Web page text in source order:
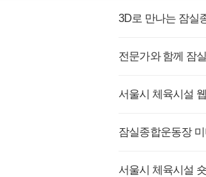
3D로 만나는 잠실
전문가와 함께 잠
서울시 체육시설
잠실종합운동장
서울시 체육시설